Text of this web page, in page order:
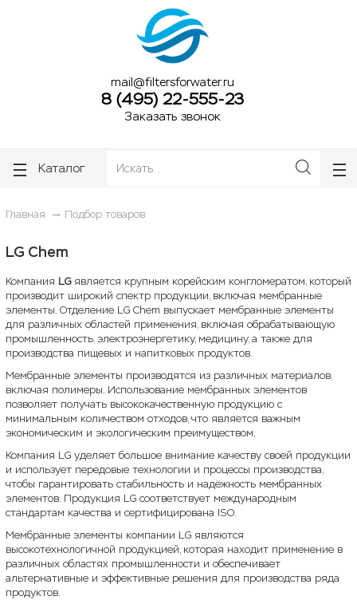
mail@filtersforwater.ru
8 (495) 22-555-23
Заказать звонок
Каталог
Главная Подбор товаров
LG Chem
Компания LGявляется крупным корейским конгломератом, который
производит широкий спектр продукции, включая мембранные
элементы. Отделение LG Chem выпускает мембранные элементы
для различных областей применения, включая обрабатывающую
промышленность, электроэнергетику, медицину, а также для
производства пищевых и напитковых продуктов.
Мембранные элементы производятся из различных материалов,
включая полимеры. Использование мембранных элементов
позволяет получать высококачественную продукцию с
минимальным количеством отходов, что является важным
экономическим и экологическим преимуществом.
Компания LG уделяет большое внимание качеству своей продукции
и использует передовые технологии и процессы производства,
чтобы гарантировать стабильность и надёжность мембранных
элементов. Продукция LG соответствует международным
стандартам качества и сертифицирована ISO.
Мембранные элементы компании LG являются
высокотехнологичной продукцией, которая находит применение в
различных областях промышленности и обеспечивает
альтернативные и эффективные решения для производства ряда
продуктов.